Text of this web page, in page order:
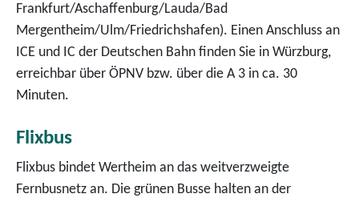
Frankfurt/Aschaffenburg/Lauda/Bad
Mergentheim/Ulm/Friedrichshafen). Einen Anschluss an
ICE und IC der Deutschen Bahn finden Sie in Würzburg,
erreichbar über ÖPNV bzw. über die A 3 in ca. 30
Minuten.
Flixbus
Flixbus bindet Wertheim an das weitverzweigte
Fernbusnetz an. Die grünen Busse halten an der